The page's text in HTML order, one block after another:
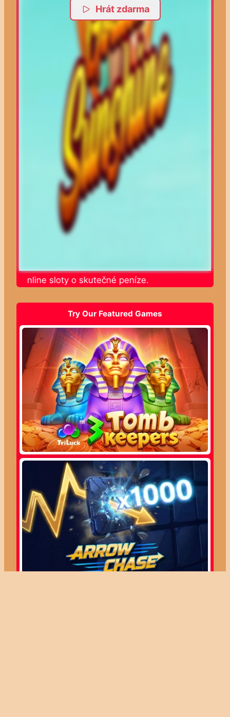
Hrát zdarma
online sloty o skutečné peníze.
Try Our Featured Games